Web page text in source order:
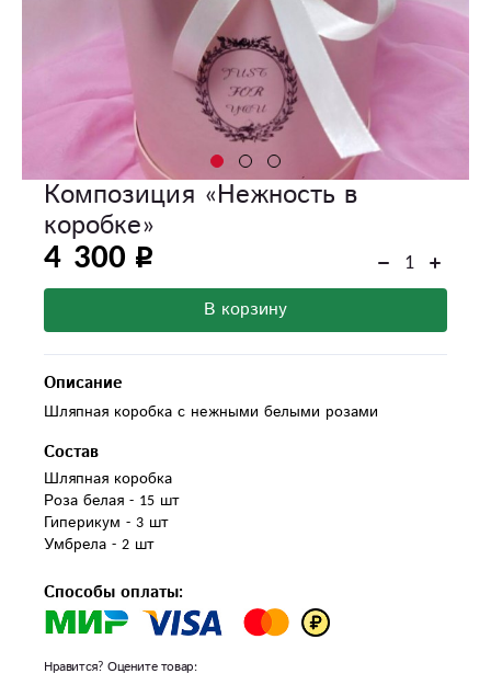
Композиция «Нежность в
коробке»
4 300
В корзину
Описание
Шляпная коробка с нежными белыми розами
Состав
Шляпная коробка
Роза белая - 15 шт
Гиперикум - 3 шт
Умбрела - 2 шт
Способы оплаты:
Нравится? Оцените товар: